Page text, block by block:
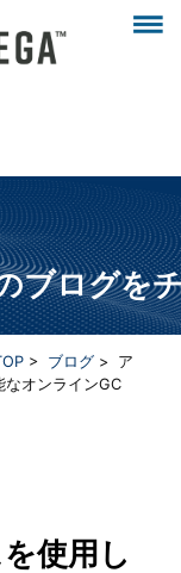
ブログを
> ブログ> ア
なオンラインGC
使用し